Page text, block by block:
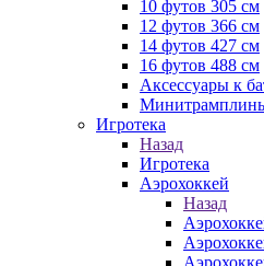
10 футов 305 см
12 футов 366 см
14 футов 427 см
16 футов 488 см
Аксессуары к
Игротека
Назад
Игротека
Аэрохоккей
Назад